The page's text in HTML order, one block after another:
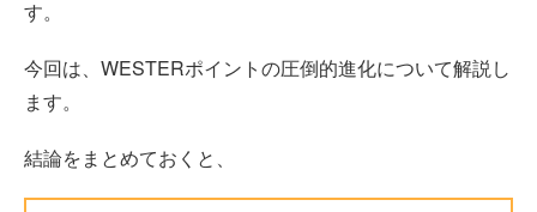
す。
今回は、WESTERポイントの圧倒的進化について解説し
ます。
結論をまとめておくと、